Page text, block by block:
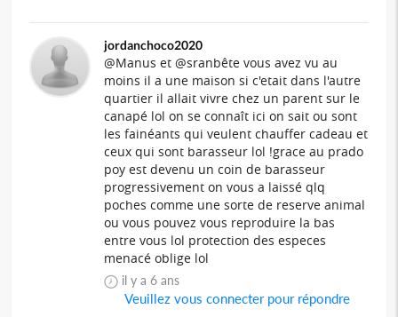
jordanchoco2020
@Manus et @sranbête vous avez vu au
moins il a une maison si c'etait dans l'autre
quartier il allait vivre chez un parent sur le
canapé lol on se connaît ici on sait ou sont
les fainéants qui veulent chauffer cadeau et
ceux qui sont barasseur lol !grace au prado
poy est devenu un coin de barasseur
progressivement on vous a laissé qlq
poches comme une sorte de reserve animal
ou vous pouvez vous reproduire la bas
entre vous lol protection des especes
menacé oblige lol
il y a 6 ans
Veuillez vous connecter pour répondre